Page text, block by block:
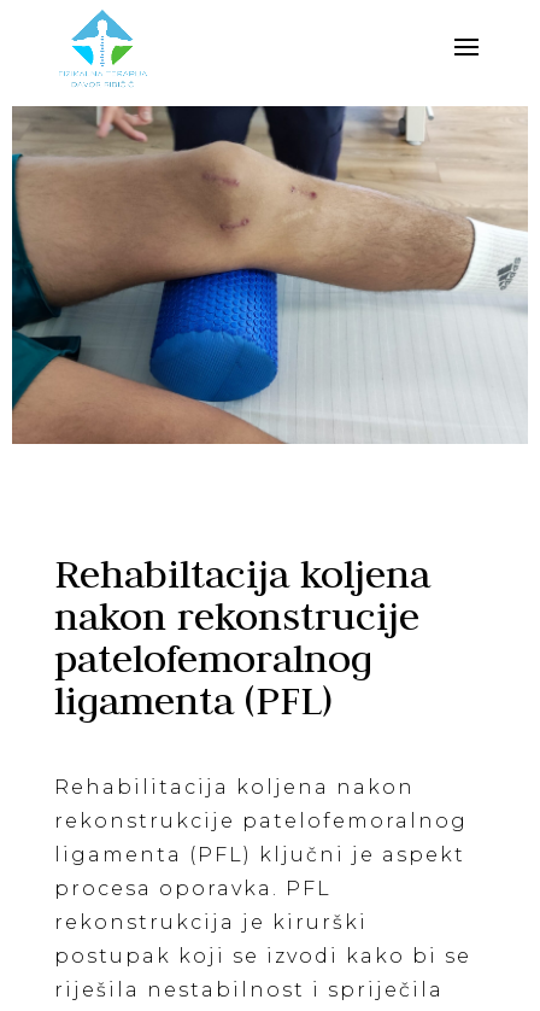
Rehabiltacija koljena
nakon rekonstrucije
patelofemoralnog
ligamenta (PFL)
Rehabilitacija koljena nakon
rekonstrukcije patelofemoralnog
ligamenta (PFL) ključni je aspekt
procesa oporavka. PFL
rekonstrukcija je kirurški
postupak koji se izvodi kako bi se
riješila nestabilnost i spriječila